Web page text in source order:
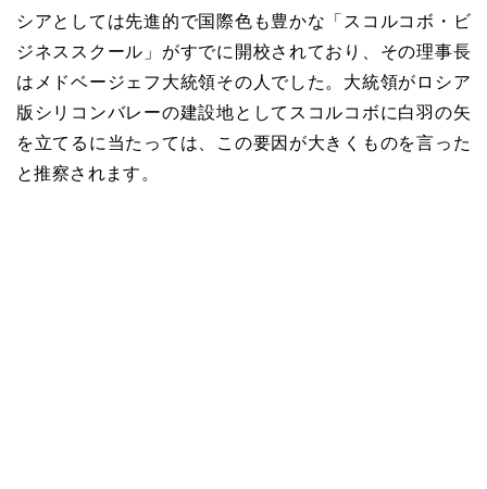
シアとしては先進的で国際色も豊かな「スコルコボ・ビ
ジネススクール」がすでに開校されており、その理事長
はメドベージェフ大統領その人でした。大統領がロシア
版シリコンバレーの建設地としてスコルコボに白羽の矢
を立てるに当たっては、この要因が大きくものを言った
と推察されます。